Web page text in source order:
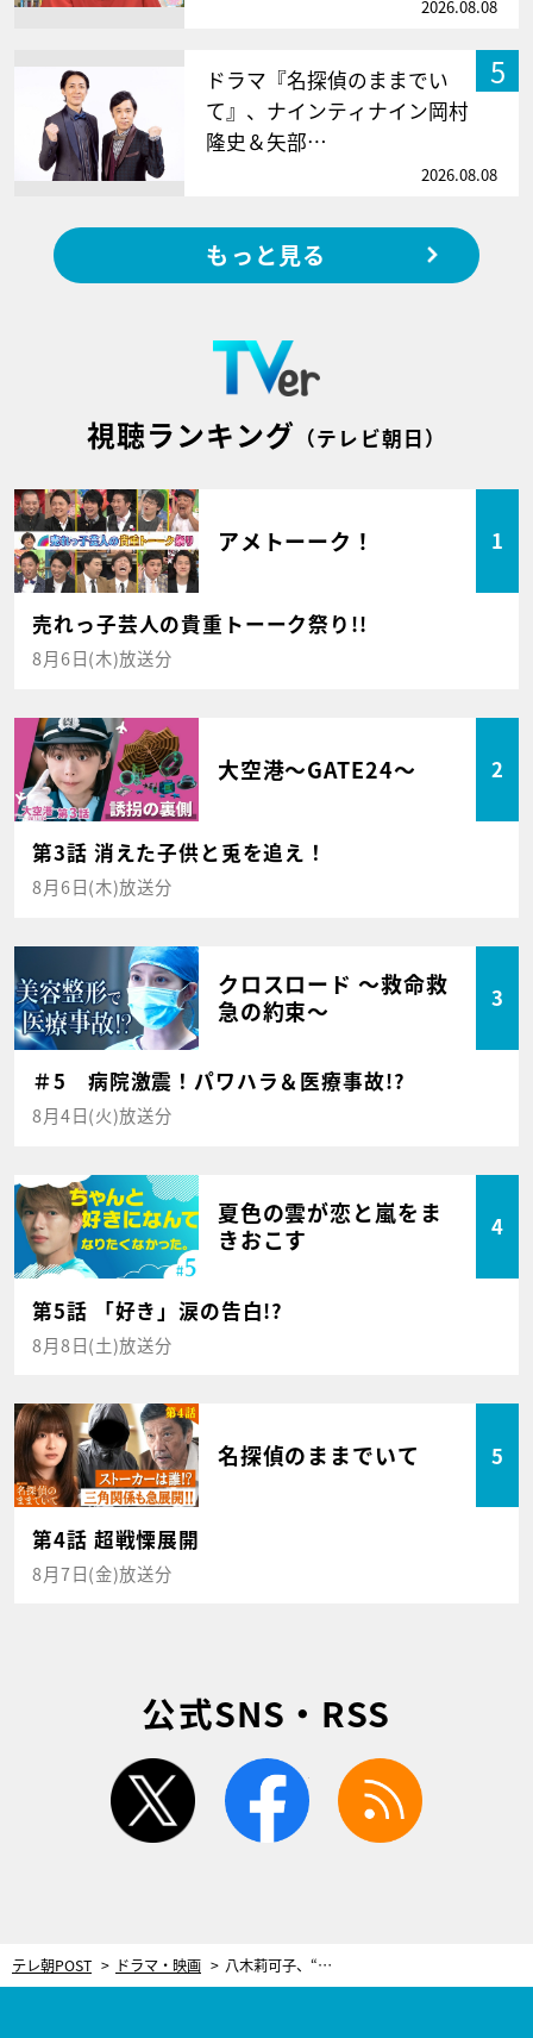
2026.08.08
5
ドラマ『名探偵のままでい
て』、ナインティナイン岡村
隆史＆矢部…
2026.08.08
もっと見る
視聴ランキング （テレビ朝日）
アメトーーク！ 1
売れっ子芸人の貴重トーーク祭り!!
8月6日(木)放送分
大空港～GATE24～ 2
第3話 消えた子供と兎を追え！
8月6日(木)放送分
クロスロード ～救命救
急の約束～
3
＃5 病院激震！パワハラ＆医療事故!?
8月4日(火)放送分
夏色の雲が恋と嵐をま
きおこす
4
第5話 「好き」涙の告白!?
8月8日(土)放送分
名探偵のままでいて 5
第4話 超戦慄展開
8月7日(金)放送分
公式SNS・RSS
twitter facebook
テレ朝POST ドラマ・映画 八木莉可子、“昭和スタイル”で雰囲気激変！世界的デザイナー役で無数のヘア＆衣装姿を披露＜森英恵 Butterfly beyond＞